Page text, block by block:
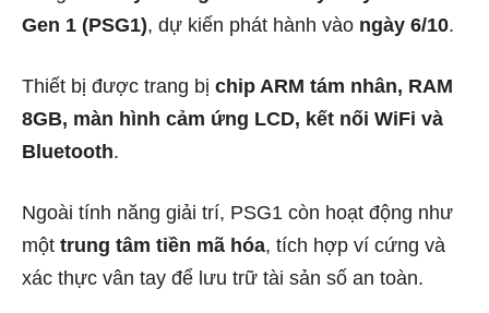
Gen 1 (PSG1), dự kiến phát hành vào ngày 6/10.
Thiết bị được trang bị chip ARM tám nhân, RAM
8GB, màn hình cảm ứng LCD, kết nối WiFi và
Bluetooth.
Ngoài tính năng giải trí, PSG1 còn hoạt động như
một trung tâm tiền mã hóa, tích hợp ví cứng và
xác thực vân tay để lưu trữ tài sản số an toàn.